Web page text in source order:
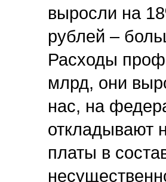
выросли на
рублей –
Расходы
млрд, они
нас, на
откладывают
платы в